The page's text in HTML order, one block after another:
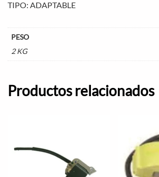
TIPO: ADAPTABLE
PESO
2 KG
Productos relacionados